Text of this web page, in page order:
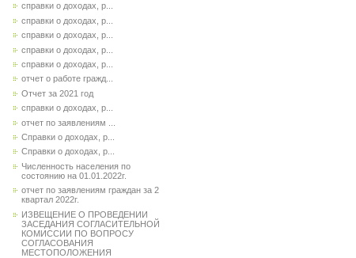
справки о доходах, р...
справки о доходах, р...
справки о доходах, р...
справки о доходах, р...
справки о доходах, р...
отчет о работе гражд...
Отчет за 2021 год
справки о доходах, р...
отчет по заявлениям ...
Справки о доходах, р...
Справки о доходах, р...
Численность населения по
состоянию на 01.01.2022г.
отчет по заявлениям граждан за 2
квартал 2022г.
ИЗВЕЩЕНИЕ О ПРОВЕДЕНИИ
ЗАСЕДАНИЯ СОГЛАСИТЕЛЬНОЙ
КОМИССИИ ПО ВОПРОСУ
СОГЛАСОВАНИЯ
МЕСТОПОЛОЖЕНИЯ